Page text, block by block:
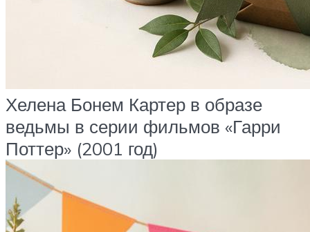
Хелена Бонем Картер в образе
ведьмы в серии фильмов «Гарри
Поттер» (2001 год)